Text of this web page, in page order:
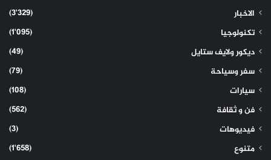
الاخبار
(3٬329)
تكنولوجيا
(1٬095)
ديكور ولايف ستايل
(49)
سفر وسياحة
(79)
سيارات
(108)
فن و ثقافة
(562)
فيديوهات
(3)
متنوع
(1٬658)